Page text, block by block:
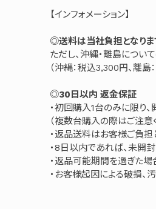
【インフォメーション】
◎送料は当社負担となりま
ただし、沖縄・離島につい
（沖縄：税込3,300円、離島
◎30日以内 返金保証
・初回購入1台のみに限り
（複数台購入の際はご注意
・返品送料はお客様ご負担
・8日以内であれば、未開
・返品可能期間を過ぎた
・お客様起因による破損